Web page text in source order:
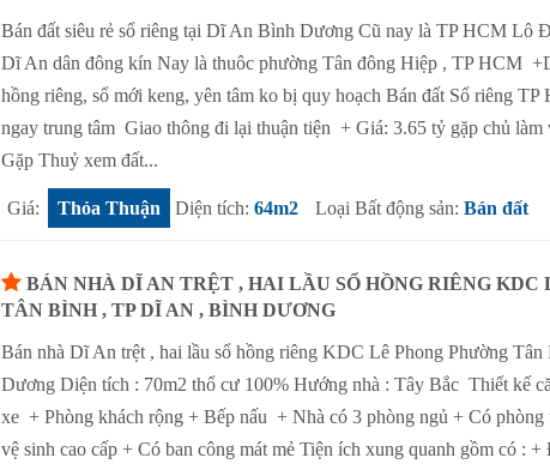
Bán đất siêu rẻ sổ riêng tại Dĩ An Bình Dương Cũ nay là TP HCM Lô
Dĩ An dân đông kín Nay là thuôc phường Tân đông Hiệp , TP HCM
hồng riêng, sổ mới keng, yên tâm ko bị quy hoạch Bán đất Sổ riêng
ngay trung tâm Giao thông đi lại thuận tiện + Giá: 3.65 tỷ gặp chủ
Gặp Thuỷ xem đất...
Giá: Thỏa Thuận Diện tích: 64m2 Loại Bất động sản: Bán đất
BÁN NHÀ DĨ AN TRỆT , HAI LẦU SỔ HỒNG RIÊNG KDC
TÂN BÌNH , TP DĨ AN , BÌNH DƯƠNG
Bán nhà Dĩ An trệt , hai lầu sổ hồng riêng KDC Lê Phong Phường
Dương Diện tích : 70m2 thổ cư 100% Hướng nhà : Tây Bắc Thiết kế
xe + Phòng khách rộng + Bếp nấu + Nhà có 3 phòng ngủ + Có phòng
vệ sinh cao cấp + Có ban công mát mẻ Tiện ích xung quanh gồm có :